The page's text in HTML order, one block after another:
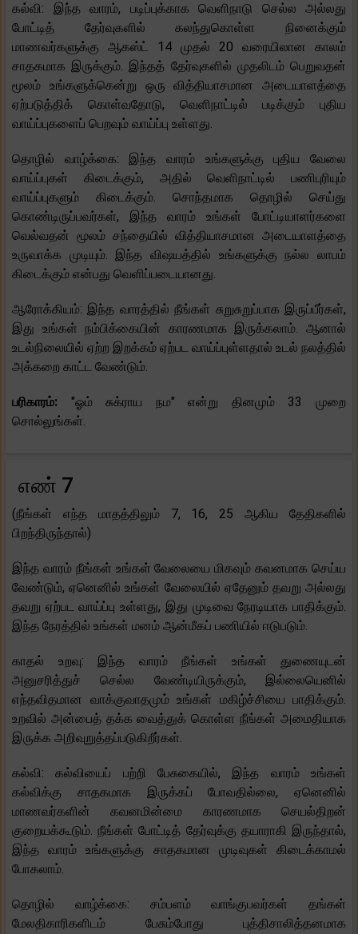
கல்வி: இந்த வாரம், படிப்புக்காக வெளிநாடு செல்ல அல்லது
போட்டித் தேர்வுகளில் கலந்துகொள்ள நினைக்கும்
மாணவர்களுக்கு ஆகஸ்ட் 14 முதல் 20 வரையிலான காலம்
சாதகமாக இருக்கும். இந்தத் தேர்வுகளில் முதலிடம் பெறுவதன்
மூலம் உங்களுக்கென்று ஒரு வித்தியாசமான அடையாளத்தை
ஏற்படுத்திக் கொள்வதோடு, வெளிநாட்டில் படிக்கும் புதிய
வாய்ப்புகளைப் பெறவும் வாய்ப்பு உள்ளது.
தொழில் வாழ்க்கை: இந்த வாரம் உங்களுக்கு புதிய வேலை
வாய்ப்புகள் கிடைக்கும், அதில் வெளிநாட்டில் பணிபுரியும்
வாய்ப்புகளும் கிடைக்கும். சொந்தமாக தொழில் செய்து
கொண்டிருப்பவர்கள், இந்த வாரம் உங்கள் போட்டியாளர்களை
வெல்வதன் மூலம் சந்தையில் வித்தியாசமான அடையாளத்தை
உருவாக்க முடியும். இந்த விஷயத்தில் உங்களுக்கு நல்ல லாபம்
கிடைக்கும் என்பது வெளிப்படையானது.
ஆரோக்கியம்: இந்த வாரத்தில் நீங்கள் சுறுசுறுப்பாக இருப்பீர்கள்,
இது உங்கள் நம்பிக்கையின் காரணமாக இருக்கலாம். ஆனால்
உடல்நிலையில் ஏற்ற இறக்கம் ஏற்பட வாய்ப்புள்ளதால் உடல் நலத்தில்
அக்கறை காட்ட வேண்டும்.
பரிகாரம்: "ஓம் சுக்ராய நம" என்று தினமும் 33 முறை
சொல்லுங்கள்.
எண் 7
(நீங்கள் எந்த மாதத்திலும் 7, 16, 25 ஆகிய தேதிகளில்
பிறந்திருந்தால்)
இந்த வாரம் நீங்கள் உங்கள் வேலையை மிகவும் கவனமாக செய்ய
வேண்டும், ஏனெனில் உங்கள் வேலையில் ஏதேனும் தவறு அல்லது
தவறு ஏற்பட வாய்ப்பு உள்ளது, இது முடிவை நேரடியாக பாதிக்கும்.
இந்த நேரத்தில் உங்கள் மனம் ஆன்மீகப் பணியில் ஈடுபடும்.
காதல் உறவு: இந்த வாரம் நீங்கள் உங்கள் துணையுடன்
அனுசரித்துச் செல்ல வேண்டியிருக்கும், இல்லையெனில்
எந்தவிதமான வாக்குவாதமும் உங்கள் மகிழ்ச்சியை பாதிக்கும்.
உறவில் அன்பைத் தக்க வைத்துக் கொள்ள நீங்கள் அமைதியாக
இருக்க அறிவுறுத்தப்படுகிறீர்கள்.
கல்வி: கல்வியைப் பற்றி பேசுகையில், இந்த வாரம் உங்கள்
கல்விக்கு சாதகமாக இருக்கப் போவதில்லை, ஏனெனில்
மாணவர்களின் கவனமின்மை காரணமாக செயல்திறன்
குறையக்கூடும். நீங்கள் போட்டித் தேர்வுக்கு தயாராகி இருந்தால்,
இந்த வாரம் உங்களுக்கு சாதகமான முடிவுகள் கிடைக்காமல்
போகலாம்.
தொழில் வாழ்க்கை: சம்பளம் வாங்குபவர்கள் தங்கள்
மேலதிகாரிகளிடம் பேசும்போது புத்திசாலித்தனமாக